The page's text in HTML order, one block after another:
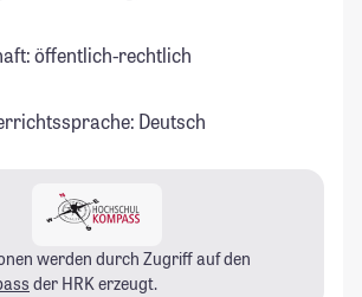
öffentlich-rechtlich
Deutsch
werden durch Zugriff auf den
der HRK erzeugt.